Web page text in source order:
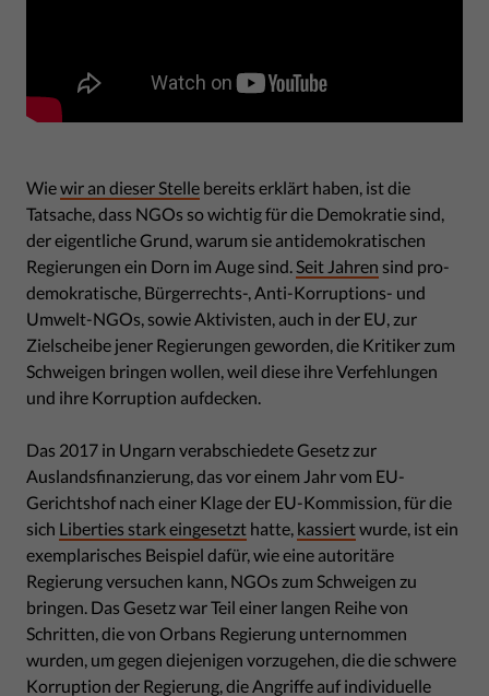
Wiewir an dieser Stelle bereits erklärt haben, ist die
Tatsache, dass NGOs so wichtig für die Demokratie sind,
der eigentliche Grund, warum sie antidemokratischen
Regierungen ein Dorn im Auge sind. Seit Jahren sind pro-
demokratische, Bürgerrechts-, Anti-Korruptions- und
Umwelt-NGOs, sowie Aktivisten, auch in der EU, zur
Zielscheibe jener Regierungen geworden, die Kritiker zum
Schweigen bringen wollen, weil diese ihre Verfehlungen
und ihre Korruption aufdecken.
Das 2017 in Ungarn verabschiedete Gesetz zur
Auslandsfinanzierung, das vor einem Jahr vom EU-
Gerichtshof nach einer Klage der EU-Kommission, für die
sich Liberties stark eingesetzt hatte, kassiertwurde, ist ein
exemplarisches Beispiel dafür, wie eine autoritäre
Regierung versuchen kann, NGOs zum Schweigen zu
bringen. Das Gesetz war Teil einer langen Reihe von
Schritten, die von Orbans Regierung unternommen
wurden, um gegen diejenigen vorzugehen, die die schwere
Korruption der Regierung, die Angriffe auf individuelle